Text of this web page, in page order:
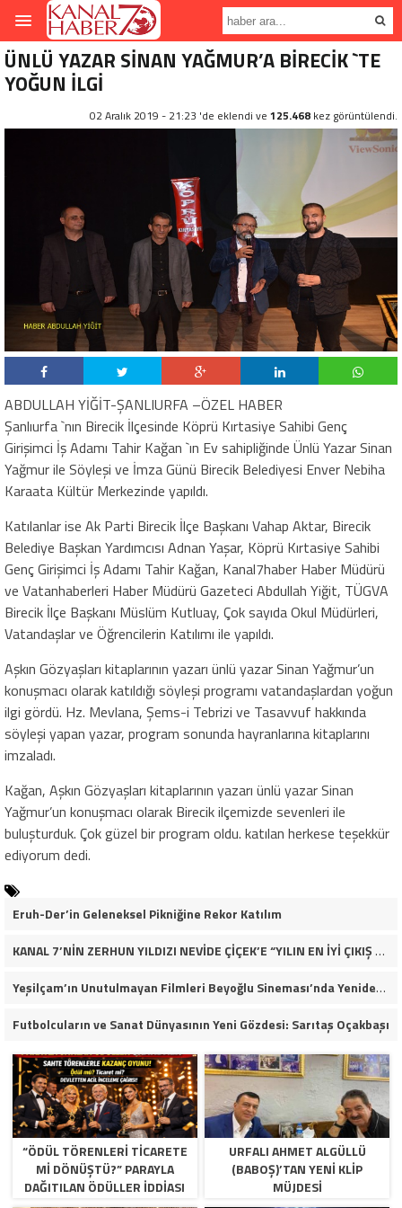
ÜNLÜ YAZAR SİNAN YAĞMUR’A BİRECİK `TE
YOĞUN İLGİ
02 Aralık 2019 - 21:23 'de eklendi ve 125.468 kez görüntülendi.
ABDULLAH YİĞİT-ŞANLIURFA –ÖZEL HABER
Şanlıurfa `nın Birecik İlçesinde Köprü Kırtasiye Sahibi Genç
Girişimci İş Adamı Tahir Kağan `ın Ev sahipliğinde Ünlü Yazar Sinan
Yağmur ile Söyleşi ve İmza Günü Birecik Belediyesi Enver Nebiha
Karaata Kültür Merkezinde yapıldı.
Katılanlar ise Ak Parti Birecik İlçe Başkanı Vahap Aktar, Birecik
Belediye Başkan Yardımcısı Adnan Yaşar, Köprü Kırtasiye Sahibi
Genç Girişimci İş Adamı Tahir Kağan, Kanal7haber Haber Müdürü
ve Vatanhaberleri Haber Müdürü Gazeteci Abdullah Yiğit, TÜGVA
Birecik İlçe Başkanı Müslüm Kutluay, Çok sayıda Okul Müdürleri,
Vatandaşlar ve Öğrencilerin Katılımı ile yapıldı.
Aşkın Gözyaşları kitaplarının yazarı ünlü yazar Sinan Yağmur’un
konuşmacı olarak katıldığı söyleşi programı vatandaşlardan yoğun
ilgi gördü. Hz. Mevlana, Şems-i Tebrizi ve Tasavvuf hakkında
söyleşi yapan yazar, program sonunda hayranlarına kitaplarını
imzaladı.
Kağan, Aşkın Gözyaşları kitaplarının yazarı ünlü yazar Sinan
Yağmur’un konuşmacı olarak Birecik ilçemizde sevenleri ile
buluşturduk. Çok güzel bir program oldu. katılan herkese teşekkür
ediyorum dedi.
Eruh-Der’in Geleneksel Pikniğine Rekor Katılım
KANAL 7’NİN ZERHUN YILDIZI NEVİDE ÇİÇEK’E “YILIN EN İYİ ÇIKIŞ YAPAN KADIN OYUNCUSU” ÖDÜLÜ!
Yeşilçam’ın Unutulmayan Filmleri Beyoğlu Sineması’nda Yeniden Hayat Buluyor
Futbolcuların ve Sanat Dünyasının Yeni Gözdesi: Sarıtaş Oçakbaşı
“ÖDÜL TÖRENLERİ TİCARETE
Mİ DÖNÜŞTÜ?” PARAYLA
DAĞITILAN ÖDÜLLER IDDIASI
URFALI AHMET ALGÜLLÜ
(BABOŞ)’TAN YENI KLIP
MÜJDESI